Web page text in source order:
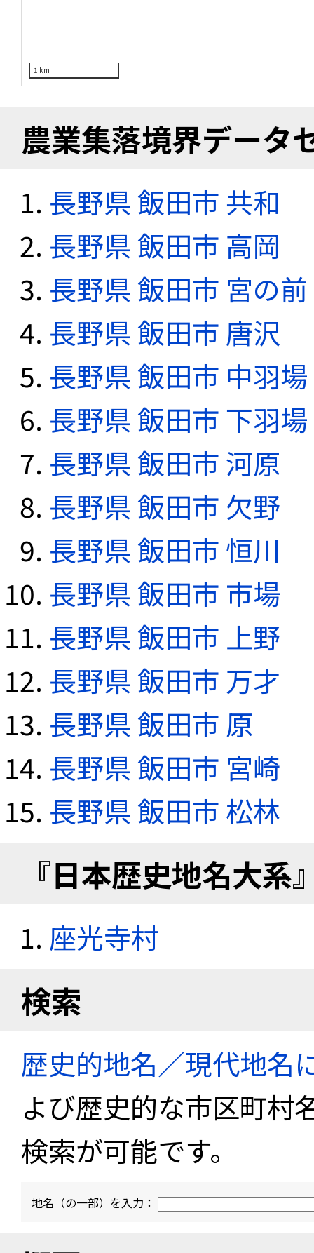
1 km
農業集落境界データ
長野県 飯田市 共和
長野県 飯田市 高岡
長野県 飯田市 宮の前
長野県 飯田市 唐沢
長野県 飯田市 中羽場
長野県 飯田市 下羽場
長野県 飯田市 河原
長野県 飯田市 欠野
長野県 飯田市 恒川
長野県 飯田市 市場
長野県 飯田市 上野
長野県 飯田市 万才
長野県 飯田市 原
長野県 飯田市 宮崎
長野県 飯田市 松林
『日本歴史地名大
座光寺村
検索
歴史的地名／現代地名
よび歴史的な市区町村
検索が可能です。
地名（の一部）を入力：